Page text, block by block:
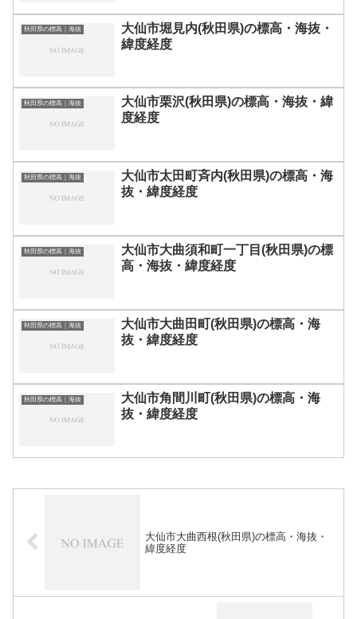
秋田県の標高｜海抜
大仙市堀見内(秋田県)の標高・海抜・
緯度経度
秋田県の標高｜海抜
大仙市栗沢(秋田県)の標高・海抜・緯
度経度
秋田県の標高｜海抜
大仙市太田町斉内(秋田県)の標高・海
抜・緯度経度
秋田県の標高｜海抜
大仙市大曲須和町一丁目(秋田県)の標
高・海抜・緯度経度
秋田県の標高｜海抜
大仙市大曲田町(秋田県)の標高・海
抜・緯度経度
秋田県の標高｜海抜
大仙市角間川町(秋田県)の標高・海
抜・緯度経度
大仙市大曲西根(秋田県)の標高・海抜・
緯度経度